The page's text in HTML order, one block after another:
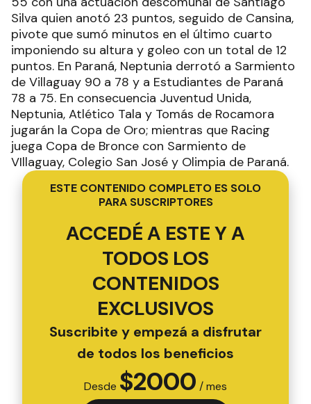
Silva quien anotó 23 puntos, seguido de Cansina,
pivote que sumó minutos en el último cuarto
imponiendo su altura y goleo con un total de 12
puntos. En Paraná, Neptunia derrotó a Sarmiento
de Villaguay 90 a 78 y a Estudiantes de Paraná
78 a 75. En consecuencia Juventud Unida,
Neptunia, Atlético Tala y Tomás de Rocamora
jugarán la Copa de Oro; mientras que Racing
juega Copa de Bronce con Sarmiento de
VIllaguay, Colegio San José y Olimpia de Paraná.
ESTE CONTENIDO COMPLETO ES SOLO
PARA SUSCRIPTORES
ACCEDÉ A ESTE Y A
TODOS LOS
CONTENIDOS
EXCLUSIVOS
Suscribite y empezá a disfrutar
de todos los beneficios
Desde $2000 / mes